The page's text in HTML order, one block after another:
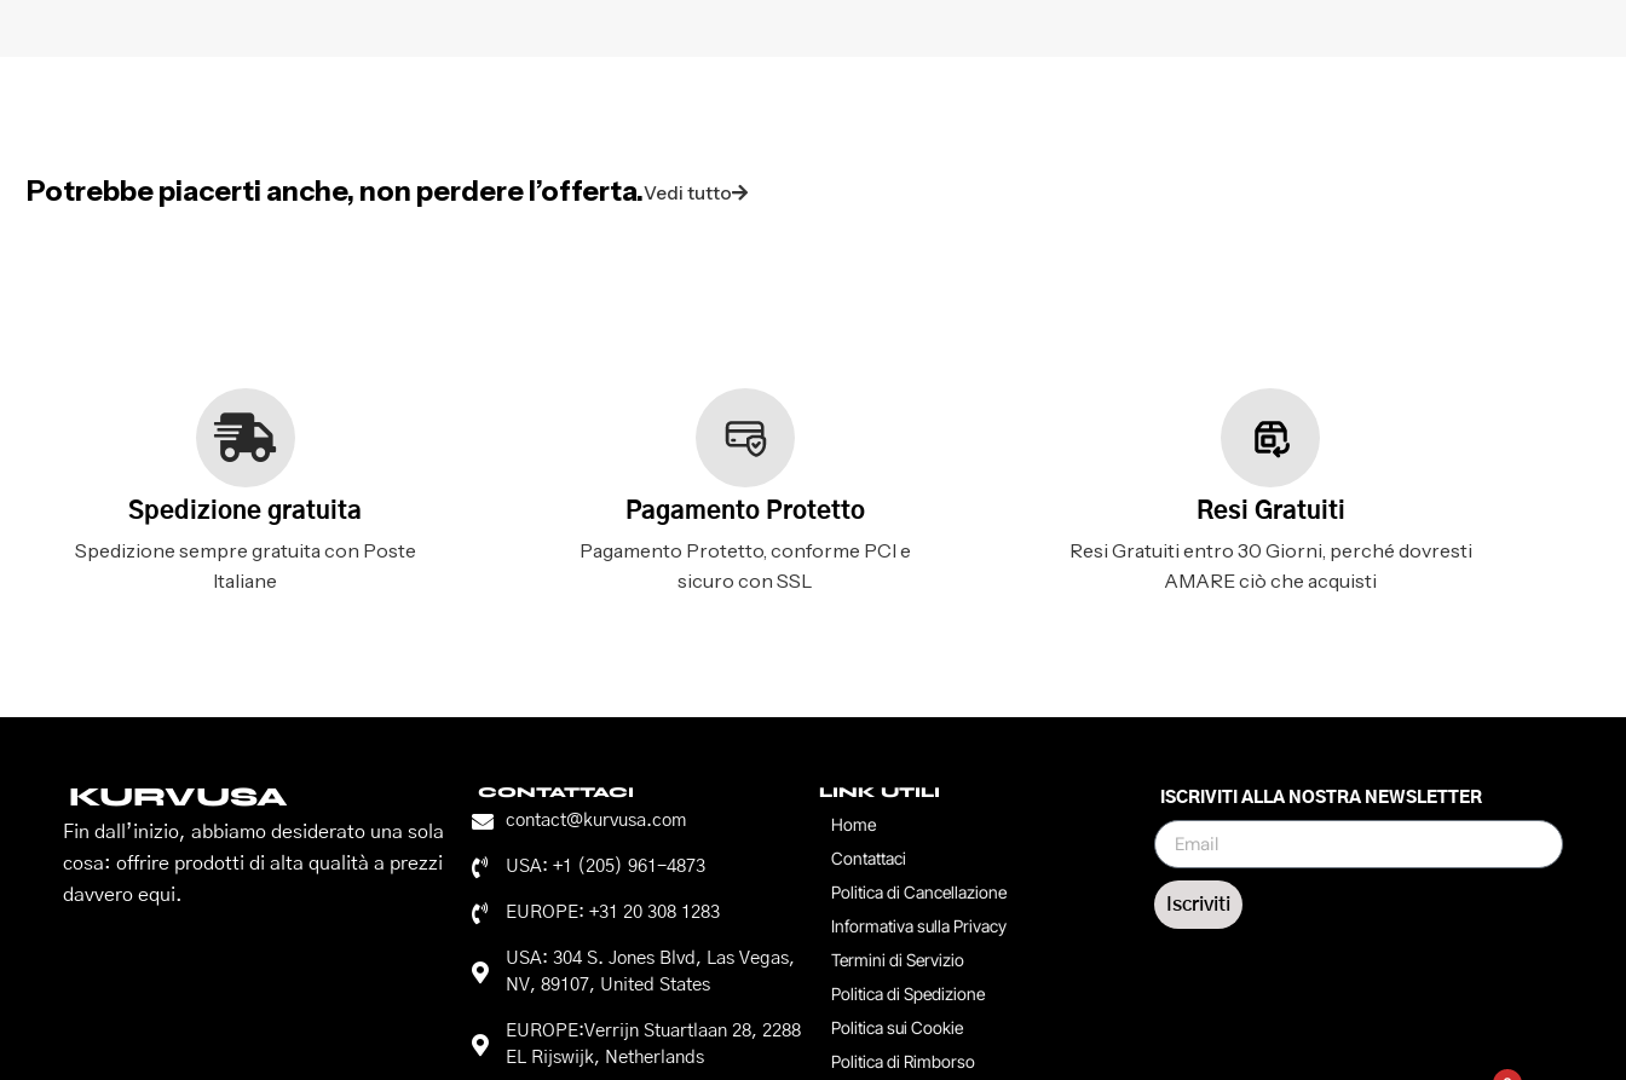
Potrebbe piacerti anche, non perdere l’offerta.Vedi tutto
Spedizione gratuita
Spedizione sempre gratuita con Poste
Italiane
Pagamento Protetto
Pagamento Protetto, conforme PCI e
sicuro con SSL
Resi Gratuiti
Resi Gratuiti entro 30 Giorni, perché dovresti
AMARE ciò che acquisti
KURVUSA
Fin dall’inizio, abbiamo desiderato una sola
cosa: offrire prodotti di alta qualità a prezzi
davvero equi.
CONTATTACI
contact@kurvusa.com
USA: +1 (205) 961-4873
EUROPE: +31 20 308 1283
USA: 304 S. Jones Blvd, Las Vegas,
NV, 89107, United States
EUROPE:Verrijn Stuartlaan 28, 2288
EL Rijswijk, Netherlands
LINK UTILI
Home
Contattaci
Politica di Cancellazione
Informativa sulla Privacy
Termini di Servizio
Politica di Spedizione
Politica sui Cookie
Politica di Rimborso
ISCRIVITI ALLA NOSTRA NEWSLETTER
Iscriviti